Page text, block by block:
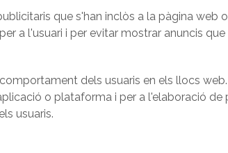
que s'han inclòs a la pàgina web
a l'usuari i per evitar mostrar anuncis que
dels usuaris en els llocs
o plataforma i per a l'elaboració
usuaris.